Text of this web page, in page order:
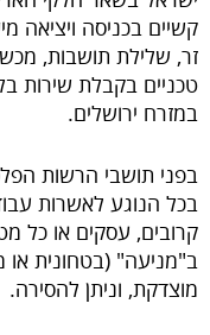
קשיים בכניסה ויציאה
זר, שלילת תושבות,
טכניים בקבלת שירות
במזרח ירושלים.
בפני תושבי הרשות
בכל הנוגע לאשרות
קרובים, עסקים או כל
ב"מניעה" (בטחונית
מוצדקת, וניתן להסירה.